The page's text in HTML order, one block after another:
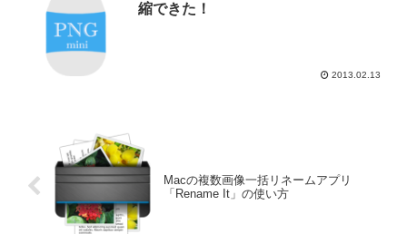
縮できた！
2013.02.13
Macの複数画像一括リネームアプリ
「Rename It」の使い方